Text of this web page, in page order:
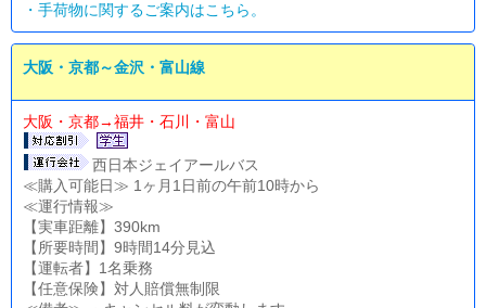
・ 手荷物に関するご案内はこちら。
大阪・京都～金沢・富山線
大阪・京都→福井・石川・富山
西日本ジェイアールバス
≪購入可能日≫ 1ヶ月1日前の午前10時から
≪運行情報≫
【実車距離】390km
【所要時間】9時間14分見込
【運転者】1名乗務
【任意保険】対人賠償無制限